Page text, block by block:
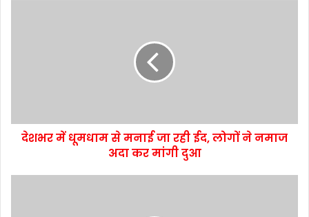
देशभर में धूमधाम से मनाई जा रही ईद, लोगों ने नमाज
अदा कर मांगी दुआ